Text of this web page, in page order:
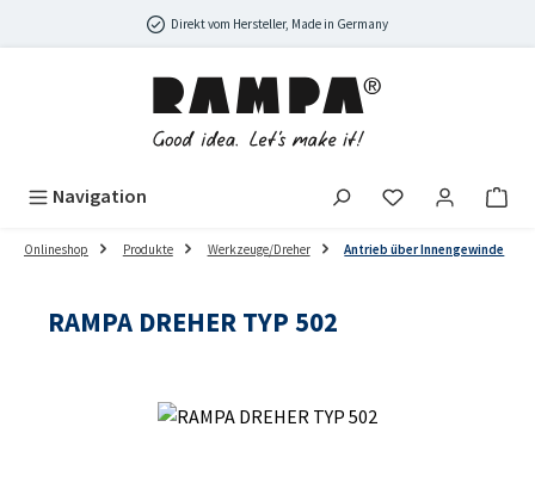
Zum Hauptinhalt springenDirekt vom Hersteller, Made in Germany
Navigation
Onlineshop Produkte Werkzeuge/Dreher Antrieb über Innengewinde
RAMPA DREHER TYP 502
Bildergalerie überspringen